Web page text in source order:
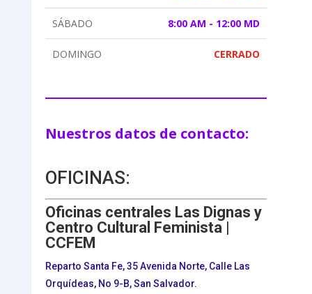
SÁBADO 8:00 AM - 12:00 MD
DOMINGO CERRADO
Nuestros datos de contacto:
OFICINAS:
Oficinas centrales Las Dignas y
Centro Cultural Feminista |
CCFEM
Reparto Santa Fe, 35 Avenida Norte, Calle Las
Orquídeas, No 9-B, San Salvador.